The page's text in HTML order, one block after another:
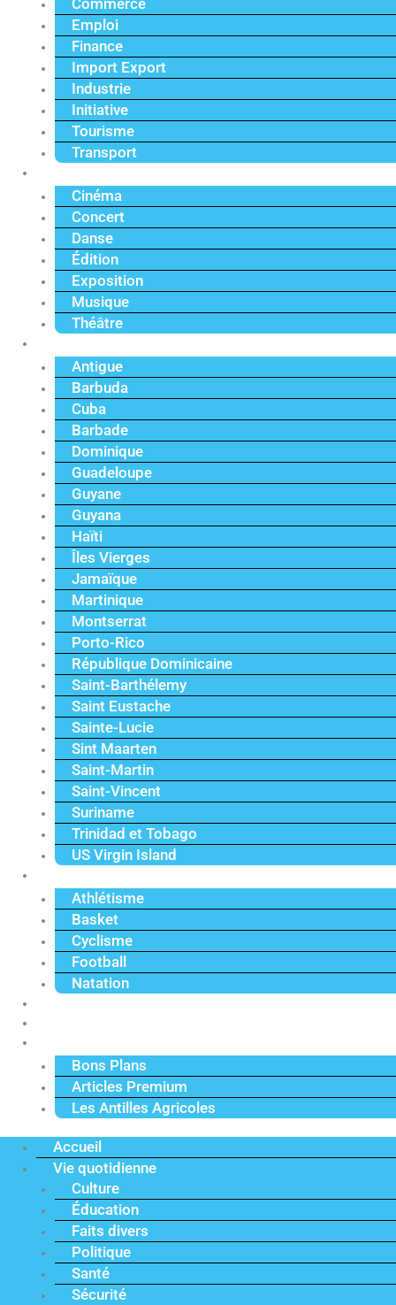
Commerce
Emploi
Finance
Import Export
Industrie
Initiative
Tourisme
Transport
Cinéma
Concert
Danse
Édition
Exposition
Musique
Théâtre
Antigue
Barbuda
Cuba
Barbade
Dominique
Guadeloupe
Guyane
Guyana
Haïti
Îles Vierges
Jamaïque
Martinique
Montserrat
Porto-Rico
République Dominicaine
Saint-Barthélemy
Saint Eustache
Sainte-Lucie
Sint Maarten
Saint-Martin
Saint-Vincent
Suriname
Trinidad et Tobago
US Virgin Island
Athlétisme
Basket
Cyclisme
Football
Natation
Bons Plans
Articles Premium
Les Antilles Agricoles
Accueil
Vie quotidienne
Culture
Éducation
Faits divers
Politique
Santé
Sécurité